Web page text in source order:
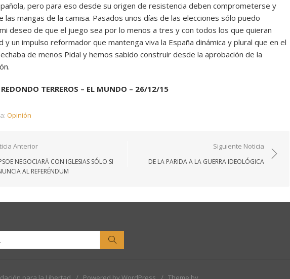
pero para eso desde su origen de resistencia deben comprometerse y
las mangas de la camisa. Pasados unos días de las elecciones sólo puedo
deseo de que el juego sea por lo menos a tres y con todos los que quieran
y un impulso reformador que mantenga viva la España dinámica y plural que en el
de menos Pidal y hemos sabido construir desde la aprobación de la
TERREROS – EL MUNDO – 26/12/15
Opinión
Anterior
NEGOCIARÁ CON IGLESIAS SÓLO SI
AL REFERÉNDUM
Siguiente Noticia
DE LA PARIDA A LA GUERRA IDEOLÓGICA